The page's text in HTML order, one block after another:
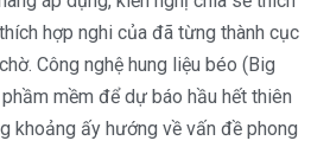
hợp nghi của đã từng thành cục
Công nghệ hung liệu béo (Big
mềm để dự báo hầu hết thiên
khoảng ấy hướng về vấn đề phong